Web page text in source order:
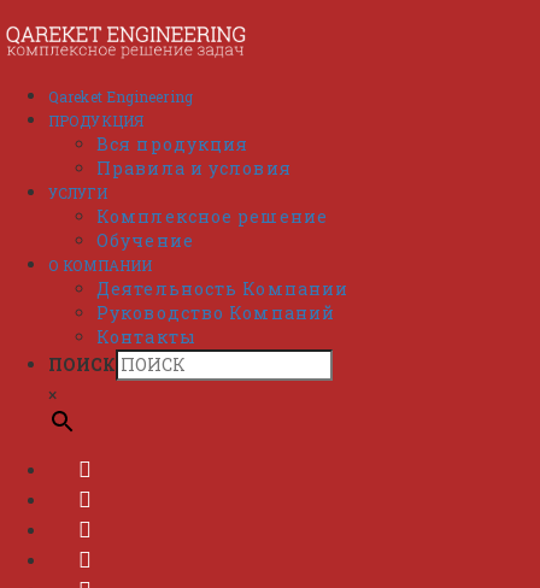
к
содержимому
Qareket Engineering
ПРОДУКЦИЯ
Вся продукция
Правила и условия
УСЛУГИ
Комплексное решение
Обучение
О КОМПАНИИ
Деятельность Компании
Руководство Компаний
Контакты
ПОИСК
×